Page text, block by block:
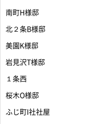
南町H様邸
北２条B様邸
美園K様邸
岩見沢T様邸
１条西
桜木O様邸
ふじ町I社社屋